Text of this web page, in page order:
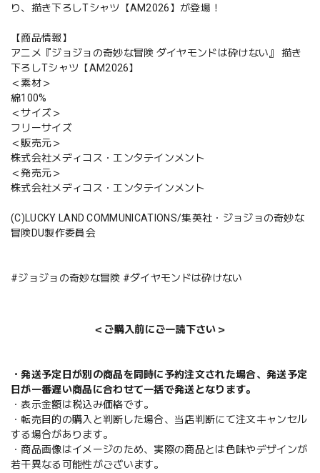
り、描き下ろしTシャツ【AM2026】が登場！
【商品情報】
アニメ『ジョジョの奇妙な冒険 ダイヤモンドは砕けない』 描き
下ろしTシャツ【AM2026】
＜素材＞
綿100%
＜サイズ＞
フリーサイズ
＜販売元＞
株式会社メディコス・エンタテインメント
＜発売元＞
株式会社メディコス・エンタテインメント
(C)LUCKY LAND COMMUNICATIONS/集英社・ジョジョの奇妙な
冒険DU製作委員会
#ジョジョの奇妙な冒険 #ダイヤモンドは砕けない
＜ご購入前にご一読下さい＞
・発送予定日が別の商品を同時に予約注文された場合、発送予定
日が一番遅い商品に合わせて一括で発送となります。
・表示金額は税込み価格です。
・転売目的の購入と判断した場合、当店判断にて注文キャンセル
する場合があります。
・商品画像はイメージのため、実際の商品とは色味やデザインが
若干異なる可能性がございます。